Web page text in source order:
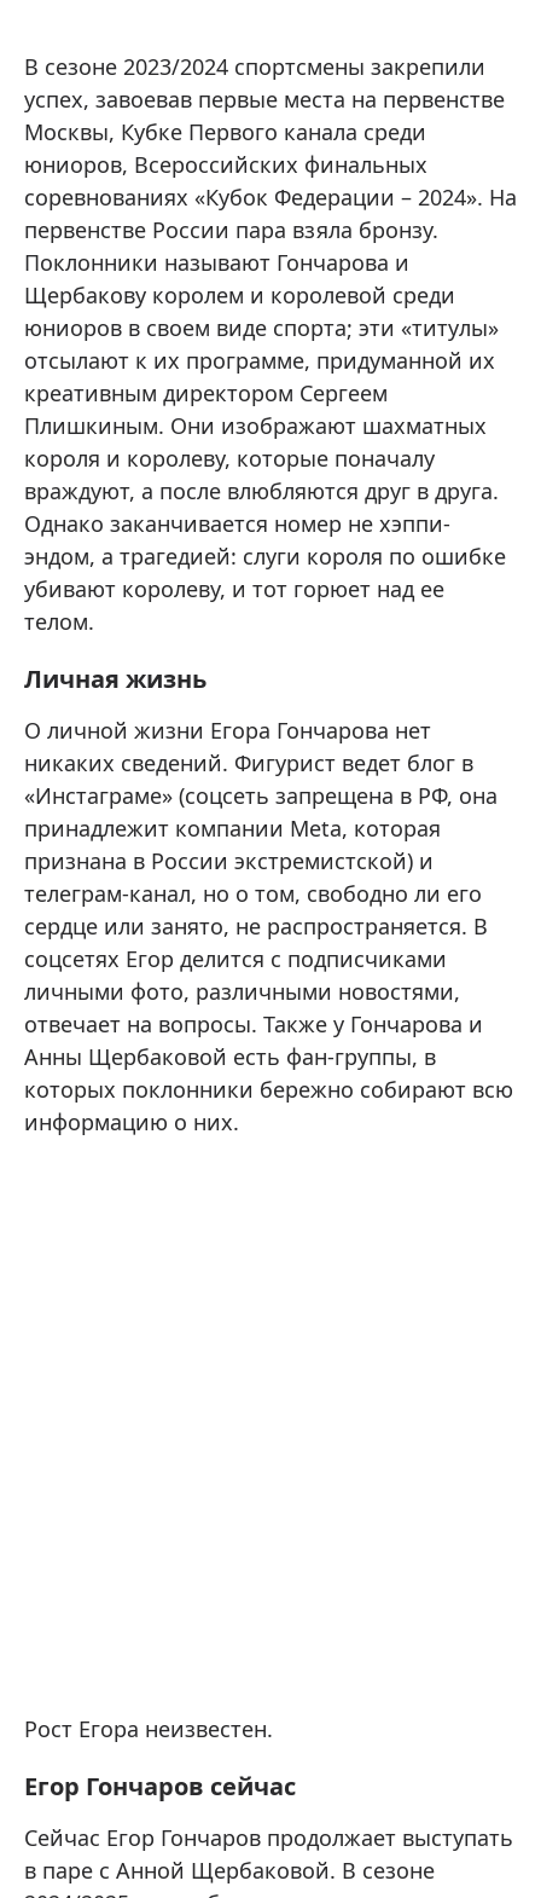
В сезоне 2023/2024 спортсмены закрепили
успех, завоевав первые места на первенстве
Москвы, Кубке Первого канала среди
юниоров, Всероссийских финальных
соревнованиях «Кубок Федерации – 2024». На
первенстве России пара взяла бронзу.
Поклонники называют Гончарова и
Щербакову королем и королевой среди
юниоров в своем виде спорта; эти «титулы»
отсылают к их программе, придуманной их
креативным директором Сергеем
Плишкиным. Они изображают шахматных
короля и королеву, которые поначалу
враждуют, а после влюбляются друг в друга.
Однако заканчивается номер не хэппи-
эндом, а трагедией: слуги короля по ошибке
убивают королеву, и тот горюет над ее
телом.
Личная жизнь
О личной жизни Егора Гончарова нет
никаких сведений. Фигурист ведет блог в
«Инстаграме» (соцсеть запрещена в РФ, она
принадлежит компании Meta, которая
признана в России экстремистской) и
телеграм-канал, но о том, свободно ли его
сердце или занято, не распространяется. В
соцсетях Егор делится с подписчиками
личными фото, различными новостями,
отвечает на вопросы. Также у Гончарова и
Анны Щербаковой есть фан-группы, в
которых поклонники бережно собирают всю
информацию о них.
Рост Егора неизвестен.
Егор Гончаров сейчас
Сейчас Егор Гончаров продолжает выступать
в паре с Анной Щербаковой. В сезоне